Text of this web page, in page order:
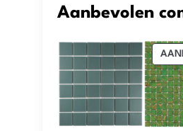
Aanbevolen